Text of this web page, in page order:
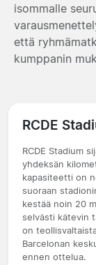
isommalle
että
kumppanin
RCDE
RCDE Stadium
yhdeksän
kapasiteetti on
suoraan
kestää noin 20
selvästi kätevin
on
Barcelonan
ennen ottelua.